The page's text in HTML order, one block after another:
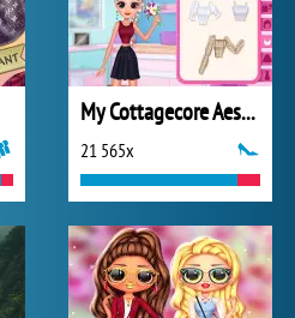
My Cottagecore Aesthetic Look
21 565x